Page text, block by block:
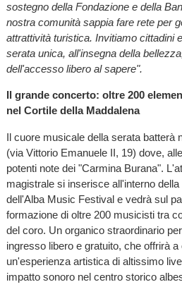
sostegno della Fondazione e della
nostra comunità sappia fare rete per
attrattività turistica. Invitiamo cittadini
serata unica, all'insegna della
dell'accesso libero al sapere".
Il grande concerto: oltre 200
nel Cortile della Maddalena
Il cuore musicale della serata batterà
(via Vittorio Emanuele II, 19) dove,
potenti note dei "Carmina Burana".
magistrale si inserisce all'interno
dell'Alba Music Festival e vedrà sul
formazione di oltre 200 musicisti tra
del coro. Un organico straordinario
ingresso libero e gratuito, che offrirà
un'esperienza artistica di altissimo
impatto sonoro nel centro storico